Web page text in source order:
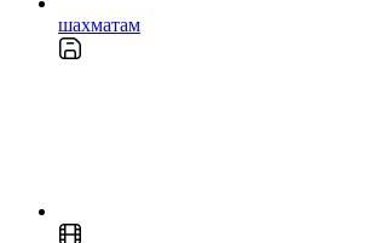
шахматам